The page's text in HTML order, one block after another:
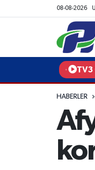
08-08-2026
TV3
HABERLER
Yurt Haber
Afyon Haber
Afyonkarahisar
Afyonkarahisar
Afyonkarahisar
Süper Lig Puan